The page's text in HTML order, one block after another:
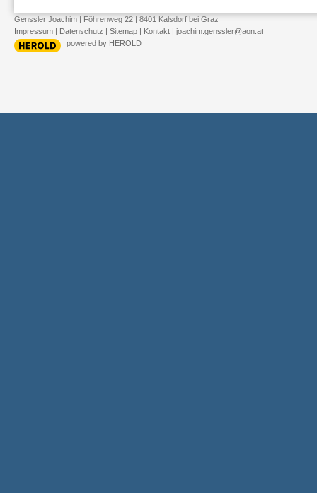
Genssler Joachim | Föhrenweg 22 | 8401 Kalsdorf bei Graz
Impressum | Datenschutz | Sitemap | Kontakt | joachim.genssler@aon.at
powered by HEROLD